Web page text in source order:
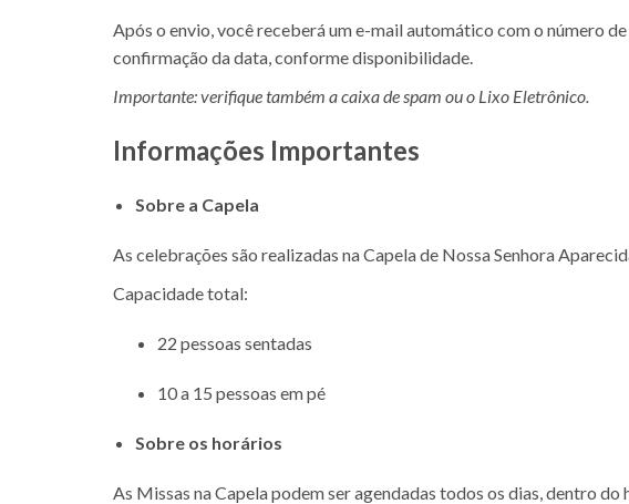
Após o envio, você receberá um e-mail automático com o número
confirmação da data, conforme disponibilidade.
Importante: verifique também a caixa de spam ou o Lixo Eletrônico.
Informações Importantes
Sobre a Capela
As celebrações são realizadas na Capela de Nossa Senhora
Capacidade total:
22 pessoas sentadas
10 a 15 pessoas em pé
Sobre os horários
As Missas na Capela podem ser agendadas todos os dias, dentro